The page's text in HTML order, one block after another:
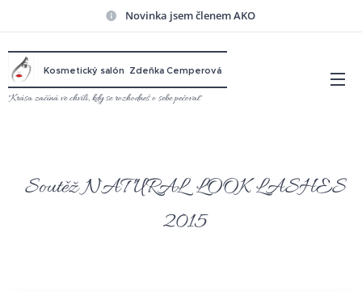
Novinka jsem členem AKO
Kosmetický salón Zdeňka Cemperová
"Krása začíná ve chvíli, kdy se rozhodneš o sebe pečovat"
Soutěž NATURAL LOOK LASHES
2015